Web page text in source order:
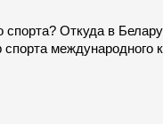
спорта? Откуда в
международного